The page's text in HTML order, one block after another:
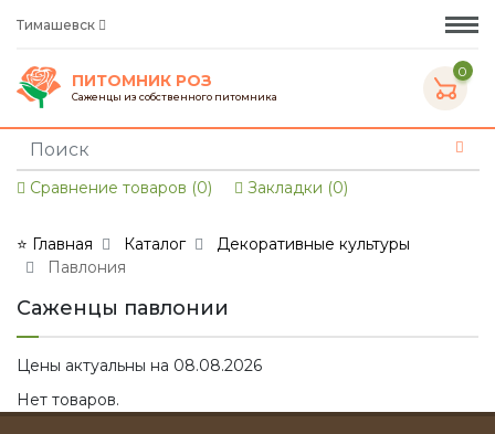
Тимашевск
ПИТОМНИК РОЗ
Саженцы из собственного питомника
0
Сравнение товаров (0) Закладки (0)
⭐ Главная Каталог
Декоративные культуры
Павлония
Саженцы павлонии
Цены актуальны на 08.08.2026
Нет товаров.